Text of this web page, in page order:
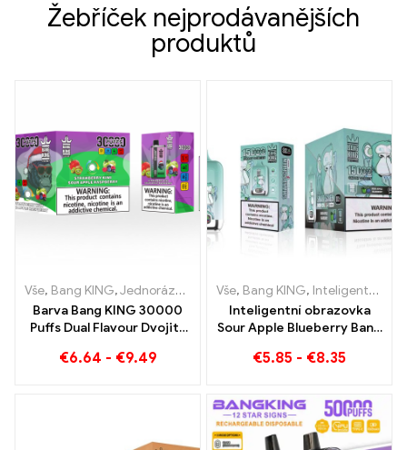
Žebříček nejprodávanějších
produktů
Vše, Bang KING,Jednorázové e-cigarety Litva ,Jednorázové e-
Barva Bang KING 30000
Puffs Dual Flavour Dvojitý
kyselým jablkem a malinou
€6.64 - €9.49
Vše, Bang KING, Inteligentní obrazovka Bang King 15000 Puff
Inteligentní obrazovka
Sour Apple Blueberry Bang
Nesrovnatelný zážitek z
chutí
€5.85 - €8.35